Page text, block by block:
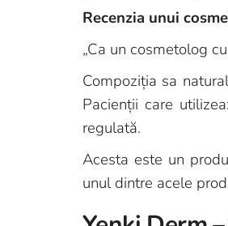
Recenzia unui
„Ca un cosmetolog
Compoziția sa
Pacienții care
regulată.
Acesta este un
unul dintre acele